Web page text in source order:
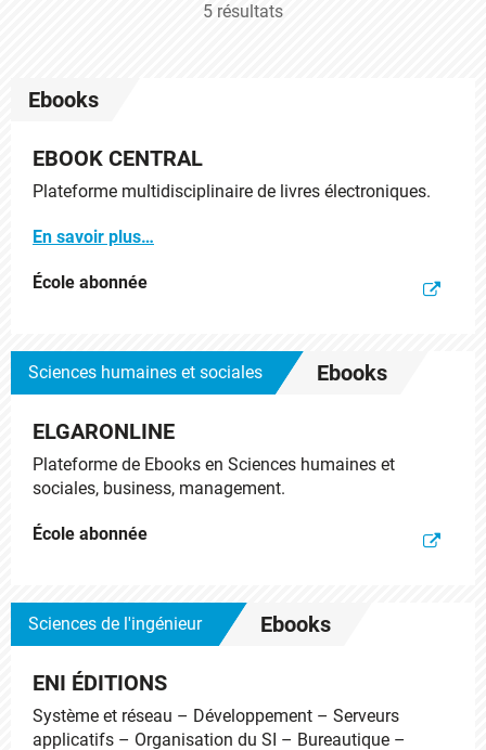
5 résultats
Ebooks
EBOOK CENTRAL
Plateforme multidisciplinaire de livres électroniques.
En savoir plus…
École abonnée
Sciences humaines et sociales Ebooks
ELGARONLINE
Plateforme de Ebooks en Sciences humaines et
sociales, business, management.
École abonnée
Sciences de l'ingénieur Ebooks
ENI ÉDITIONS
Système et réseau – Développement – Serveurs
applicatifs – Organisation du SI – Bureautique –